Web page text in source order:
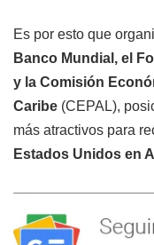
Es por esto que
Banco Mundial, el
y la Comisión
Caribe (CEPAL),
más atractivos para
Estados Unidos en